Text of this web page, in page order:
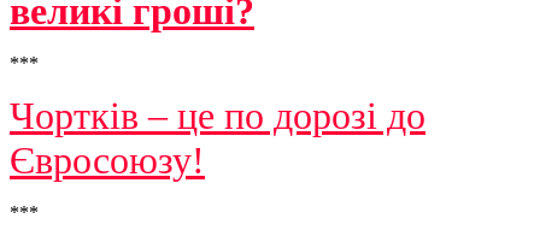
великі гроші?
***
Чортків – це по дорозі до
Євросоюзу!
***